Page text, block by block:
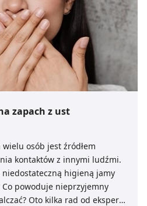
zapach z ust
osób jest źródłem
kontaktów z innymi ludźmi.
niedostateczną higieną jamy
Co powoduje nieprzyjemny
Oto kilka rad od eksperta